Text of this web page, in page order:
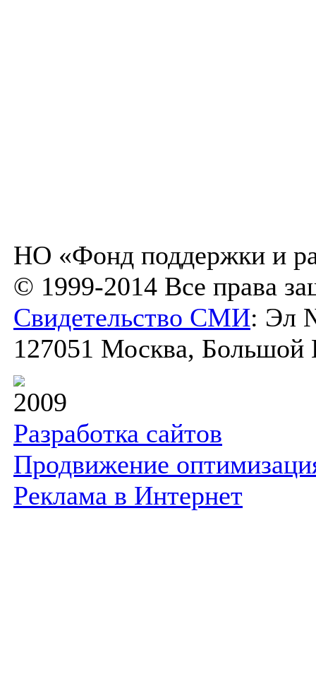
НО «Фонд поддержки и
© 1999-2014 Все права
Свидетельство СМИ: Эл
127051 Москва, Большой
2009
Разработка сайтов
Продвижение
Реклама в Интернет